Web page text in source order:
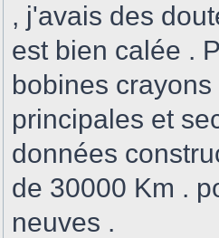
, j'avais des
est bien calée .
bobines
principales et
données
de 30000 Km .
neuves .